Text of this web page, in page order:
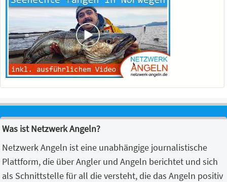
Was ist Netzwerk Angeln?
Netzwerk Angeln ist eine unabhängige journalistische
Plattform, die über Angler und Angeln berichtet und sich
als Schnittstelle für all die versteht, die das Angeln positiv